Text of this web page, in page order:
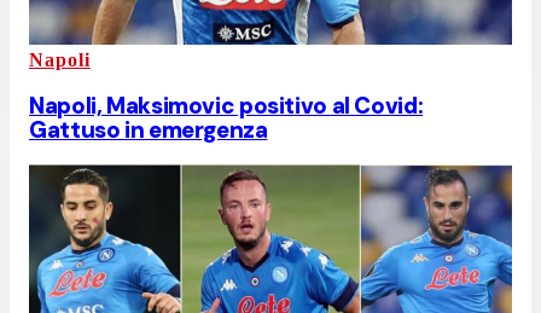
Napoli
Napoli, Maksimovic positivo al Covid:
Gattuso in emergenza